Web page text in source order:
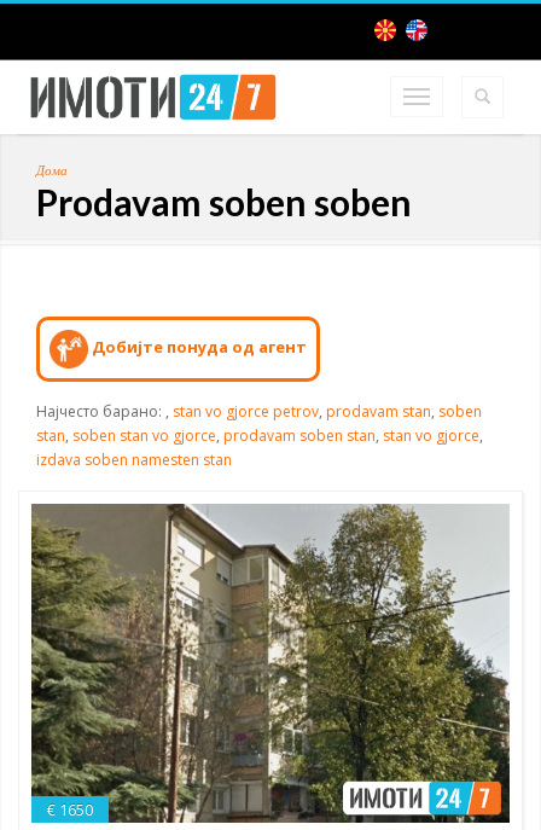
Дома
Prodavam soben soben
Добијте понуда од агент
Најчесто барано: , stan vo gjorce petrov, prodavam stan, soben
stan, soben stan vo gjorce, prodavam soben stan, stan vo gjorce,
izdava soben namesten stan
€ 1650